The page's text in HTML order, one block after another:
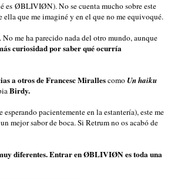
es ØBLIVIØN). No se cuenta mucho sobre este
que me imaginé y en el que no me equivoqué.
. No me ha parecido nada del otro mundo, aunque
curiosidad por saber qué ocurría
a otros de Francesc Mirallescomo Un haiku
Birdy.
pacientemente en la estantería), este me
mejor sabor de boca. Si Retrum no os acabó de
diferentes. Entrar en ØBLIVIØN es toda una